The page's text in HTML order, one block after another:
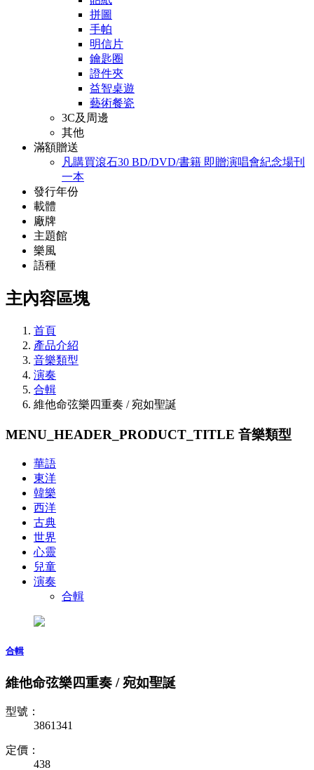
拼圖
手帕
明信片
鑰匙圈
證件夾
益智桌遊
藝術餐瓷
3C及周邊
其他
滿額贈送
凡購買滾石30 BD/DVD/書籍 即贈演唱會紀念場刊
一本
發行年份
載體
廠牌
主題館
樂風
語種
主內容區塊
首頁
產品介紹
音樂類型
演奏
合輯
維他命弦樂四重奏 / 宛如聖誕
MENU_HEADER_PRODUCT_TITLE 音樂類型
華語
東洋
韓樂
西洋
古典
世界
心靈
兒童
演奏
合輯
合輯
維他命弦樂四重奏 / 宛如聖誕
型號：
3861341
定價：
438